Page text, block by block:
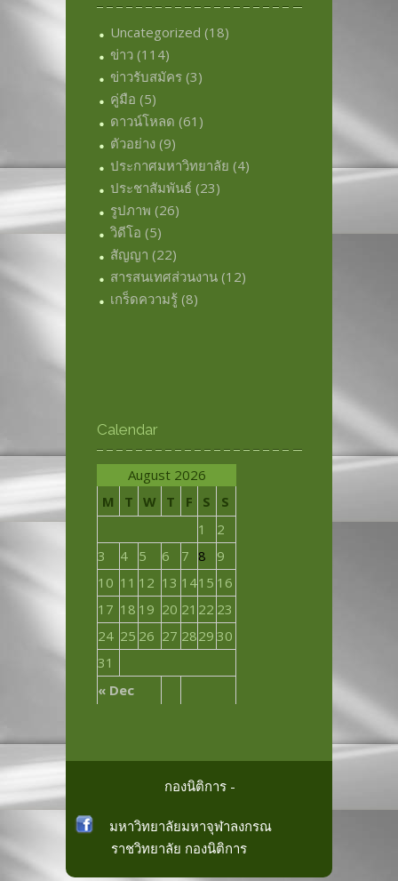
Uncategorized (18)
ข่าว (114)
ข่าวรับสมัคร (3)
คู่มือ (5)
ดาวน์โหลด (61)
ตัวอย่าง (9)
ประกาศมหาวิทยาลัย (4)
ประชาสัมพันธ์ (23)
รูปภาพ (26)
วิดีโอ (5)
สัญญา (22)
สารสนเทศส่วนงาน (12)
เกร็ดความรู้ (8)
Calendar
August 2026
M
T W T F S S
« Dec
1
2
3
4 5 6 7 8
9
10 11 12 13 1415 16
17 18 19 20 21 22 23
24 25 26 27 2829 30
31
กองนิติการ -
มหาวิทยาลัยมหาจุฬาลงกรณ
ราชวิทยาลัย กองนิติการ